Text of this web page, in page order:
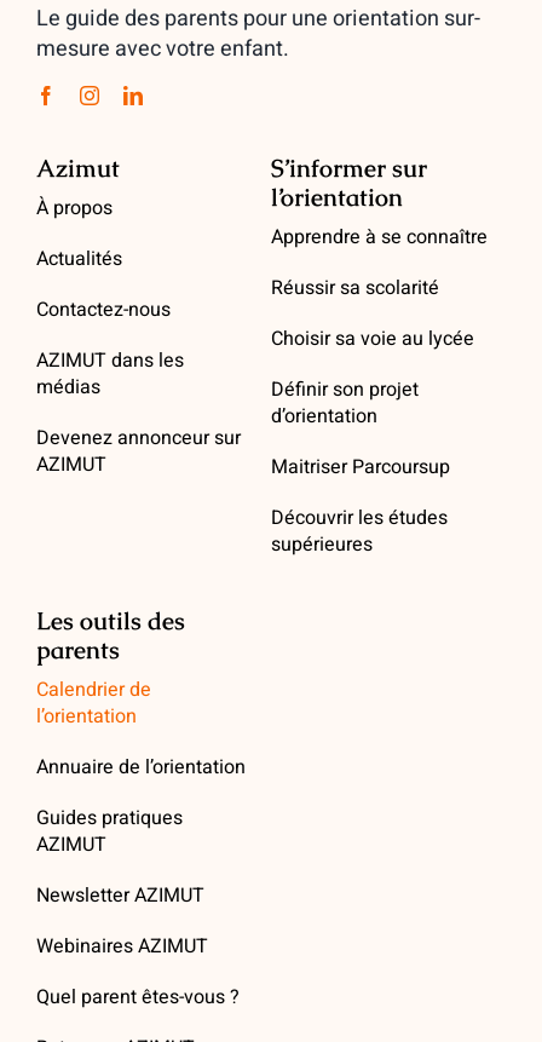
Le guide des parents pour une orientation sur-
mesure avec votre enfant.
Azimut
À propos
Actualités
Contactez-nous
AZIMUT dans les
médias
Devenez annonceur sur
AZIMUT
S’informer sur
l’orientation
Apprendre à se connaître
Réussir sa scolarité
Choisir sa voie au lycée
Définir son projet
d’orientation
Maitriser Parcoursup
Découvrir les études
supérieures
Les outils des
parents
Calendrier de
l’orientation
Annuaire de l’orientation
Guides pratiques
AZIMUT
Newsletter AZIMUT
Webinaires AZIMUT
Quel parent êtes-vous ?